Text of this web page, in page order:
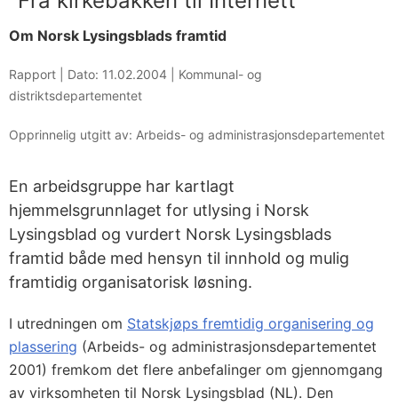
Om Norsk Lysingsblads framtid
Rapport | Dato: 11.02.2004
Kommunal- og
distriktsdepartementet
Opprinnelig utgitt av: Arbeids- og administrasjonsdepartementet
En arbeidsgruppe har kartlagt
hjemmelsgrunnlaget for utlysing i Norsk
Lysingsblad og vurdert Norsk Lysingsblads
framtid både med hensyn til innhold og mulig
framtidig organisatorisk løsning.
I utredningen om Statskjøps fremtidig organisering og
plassering (Arbeids- og administrasjonsdepartementet
2001) fremkom det flere anbefalinger om gjennomgang
av virksomheten til Norsk Lysingsblad (NL). Den